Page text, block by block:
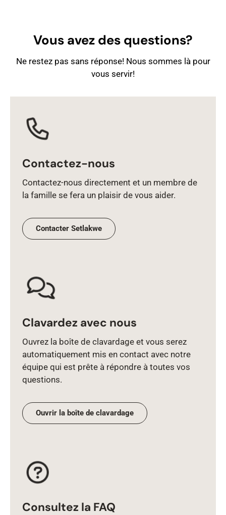
Vous avez des questions?
Ne restez pas sans réponse! Nous sommes là pour
vous servir!
Contactez-nous
Contactez‑nous directement et un membre de
la famille se fera un plaisir de vous aider.
Contacter Setlakwe
Clavardez avec nous
Ouvrez la boîte de clavardage et vous serez
automatiquement mis en contact avec notre
équipe qui est prête à répondre à toutes vos
questions.
Ouvrir la boîte de clavardage
Consultez la FAQ